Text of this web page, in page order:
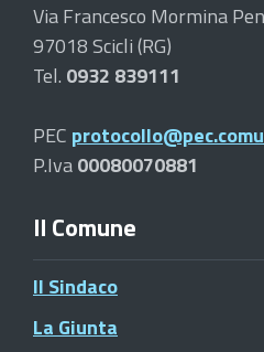
Via Francesco Mormina
97018 Scicli (RG)
Tel. 0932 839111
PEC
P.Iva00080070881
Il Comune
Il Sindaco
La Giunta